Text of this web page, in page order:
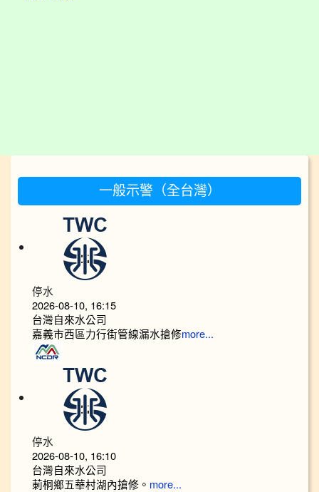
一般示警（全台灣）
停水
2026-08-10, 16:15
台灣自來水公司
嘉義市西區力行街管線漏水搶修more...
停水
2026-08-10, 16:10
台灣自來水公司
莿桐鄉五華村湖內搶修。 more...